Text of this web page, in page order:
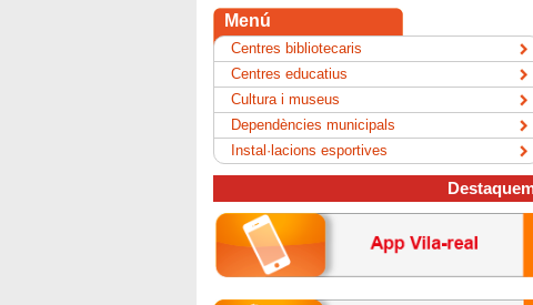
Menú
Centres bibliotecaris
Centres educatius
Cultura i museus
Dependències municipals
Instal·lacions esportives